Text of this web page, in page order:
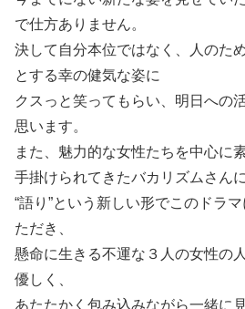
で仕方ありません。
決して自分本位ではなく、人のた
とする幸の健気な姿に
クスっと笑ってもらい、明日への
思います。
また、魅力的な女性たちを中心に
手掛けられてきたバカリズムさんに
“語り”という新しい形でこのドラ
ただき、
懸命に生きる不運な３人の女性の
優しく、
あたたかく包み込みながら一緒に